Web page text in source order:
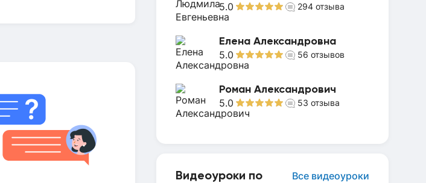
5.0 294 отзыва
Елена Александровна
5.0 56 отзывов
Роман Александрович
5.0 53 отзыва
Видеоуроки по
Все видеоуроки